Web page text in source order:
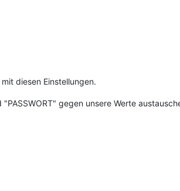
diesen Einstellungen.
gegen unsere Werte